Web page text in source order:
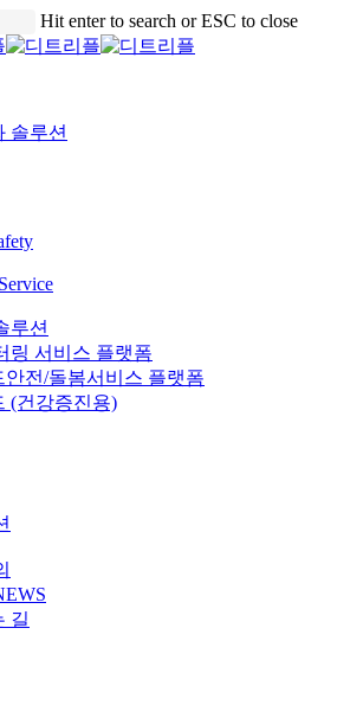
Hit enter to search or ESC to close
솔루션
루션
링 서비스 플랫폼
안전/돌봄서비스 플랫폼
(건강증진용)
길